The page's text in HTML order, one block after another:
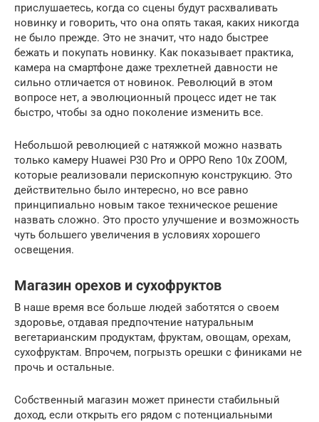
прислушаетесь, когда со сцены будут расхваливать
новинку и говорить, что она опять такая, каких никогда
не было прежде. Это не значит, что надо быстрее
бежать и покупать новинку. Как показывает практика,
камера на смартфоне даже трехлетней давности не
сильно отличается от новинок. Революций в этом
вопросе нет, а эволюционный процесс идет не так
быстро, чтобы за одно поколение изменить все.
Небольшой революцией с натяжкой можно назвать
только камеру Huawei P30 Pro и OPPO Reno 10x ZOOM,
которые реализовали перископную конструкцию. Это
действительно было интересно, но все равно
принципиально новым такое техническое решение
назвать сложно. Это просто улучшение и возможность
чуть большего увеличения в условиях хорошего
освещения.
Магазин орехов и сухофруктов
В наше время все больше людей заботятся о своем
здоровье, отдавая предпочтение натуральным
вегетарианским продуктам, фруктам, овощам, орехам,
сухофруктам. Впрочем, погрызть орешки с финиками не
прочь и остальные.
Собственный магазин может принести стабильный
доход, если открыть его рядом с потенциальными